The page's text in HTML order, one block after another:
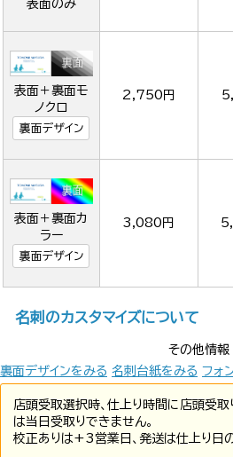
表面のみ
表面＋裏面モ
ノクロ
裏面デザイン
2,750円
表面＋裏面カ
ラー
裏面デザイン
3,080円
名刺のカスタマイズについて
その他情報
裏面デザインをみる 名刺台紙をみる フォ
店頭受取選択時、仕上り時間に店頭受
は当日受取りできません。
校正ありは+3営業日、発送は仕上り日